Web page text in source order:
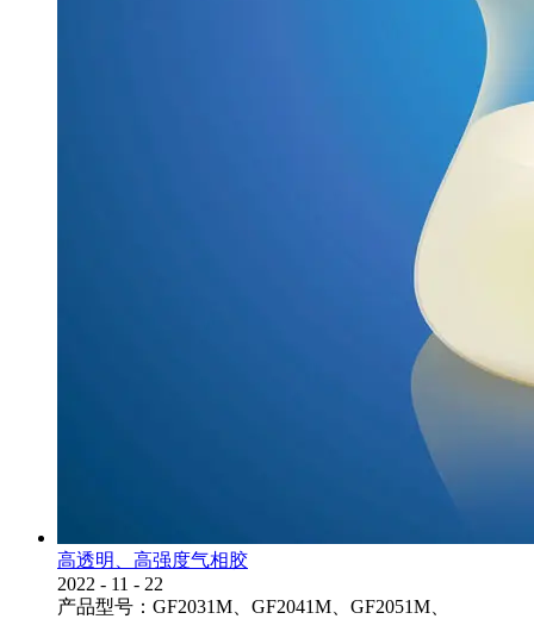
高透明、高强度气相胶
2022 - 11 - 22
产品型号：GF2031M、GF2041M、GF2051M、